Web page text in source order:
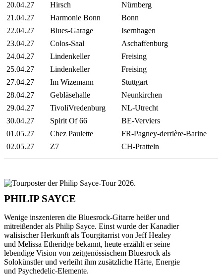
20.04.27
Hirsch
Nürnberg
21.04.27
Harmonie Bonn
Bonn
22.04.27
Blues-Garage
Isernhagen
23.04.27
Colos-Saal
Aschaffenburg
24.04.27
Lindenkeller
Freising
25.04.27
Lindenkeller
Freising
27.04.27
Im Wizemann
Stuttgart
28.04.27
Gebläsehalle
Neunkirchen
29.04.27
TivoliVredenburg
NL-Utrecht
30.04.27
Spirit Of 66
BE-Verviers
01.05.27
Chez Paulette
FR-Pagney-derrière-Barine
02.05.27
Z7 CH-Pratteln
PHILIP SAYCE
Wenige inszenieren die Bluesrock-Gitarre heißer und
mitreißender als Philip Sayce. Einst wurde der Kanadier
walisischer Herkunft als Tourgitarrist von Jeff Healey
und Melissa Etheridge bekannt, heute erzählt er seine
lebendige Vision von zeitgenössischem Bluesrock als
Solokünstler und verleiht ihm zusätzliche Härte, Energie
und Psychedelic-Elemente.